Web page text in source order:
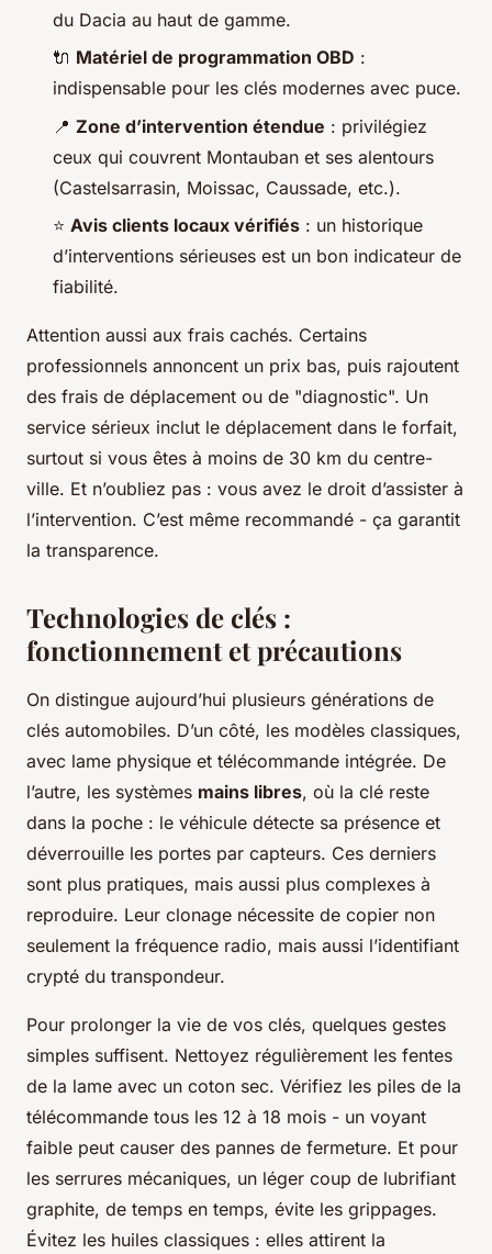
du Dacia au haut de gamme.
🔌 Matériel de programmation OBD :
indispensable pour les clés modernes avec puce.
📍 Zone d’intervention étendue : privilégiez
ceux qui couvrent Montauban et ses alentours
(Castelsarrasin, Moissac, Caussade, etc.).
⭐ Avis clients locaux vérifiés : un historique
d’interventions sérieuses est un bon indicateur de
fiabilité.
Attention aussi aux frais cachés. Certains
professionnels annoncent un prix bas, puis rajoutent
des frais de déplacement ou de "diagnostic". Un
service sérieux inclut le déplacement dans le forfait,
surtout si vous êtes à moins de 30 km du centre-
ville. Et n’oubliez pas : vous avez le droit d’assister à
l’intervention. C’est même recommandé - ça garantit
la transparence.
Technologies de clés :
fonctionnement et précautions
On distingue aujourd’hui plusieurs générations de
clés automobiles. D’un côté, les modèles classiques,
avec lame physique et télécommande intégrée. De
l’autre, les systèmes mains libres, où la clé reste
dans la poche : le véhicule détecte sa présence et
déverrouille les portes par capteurs. Ces derniers
sont plus pratiques, mais aussi plus complexes à
reproduire. Leur clonage nécessite de copier non
seulement la fréquence radio, mais aussi l’identifiant
crypté du transpondeur.
Pour prolonger la vie de vos clés, quelques gestes
simples suffisent. Nettoyez régulièrement les fentes
de la lame avec un coton sec. Vérifiez les piles de la
télécommande tous les 12 à 18 mois - un voyant
faible peut causer des pannes de fermeture. Et pour
les serrures mécaniques, un léger coup de lubrifiant
graphite, de temps en temps, évite les grippages.
Évitez les huiles classiques : elles attirent la